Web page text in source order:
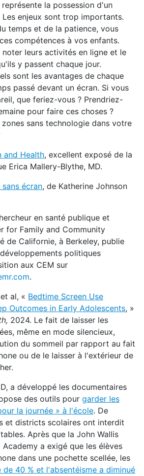
la possession d'un
enjeux sont trop importants.
temps et de la patience, vous
compétences à vos enfants.
noter leurs activités en ligne et le
y passent chaque jour.
sont les avantages de chaque
passé devant un écran. Si vous
que feriez-vous ? Prendriez-
pour faire ces choses ?
sans technologie dans votre
and Health, excellent exposé de la
Erica Mallery-Blythe, MD.
écran, de Katherine Johnson
en santé publique et
for Family and Community
de Californie, à Berkeley, publie
politiques
aux CEM sur
.
al, « Bedtime Screen Use
Outcomes in Early Adolescents, »
2024. Le fait de laisser les
même en mode silencieux,
du sommeil par rapport au fait
ou de le laisser à l'extérieur de
a développé les documentaires
des outils pour garder les
la journée » à l'école. De
et districts scolaires ont interdit
Après que la John Wallis
a exigé que les élèves
dans une pochette scellée, les
de 40 % et l'absentéisme a diminué